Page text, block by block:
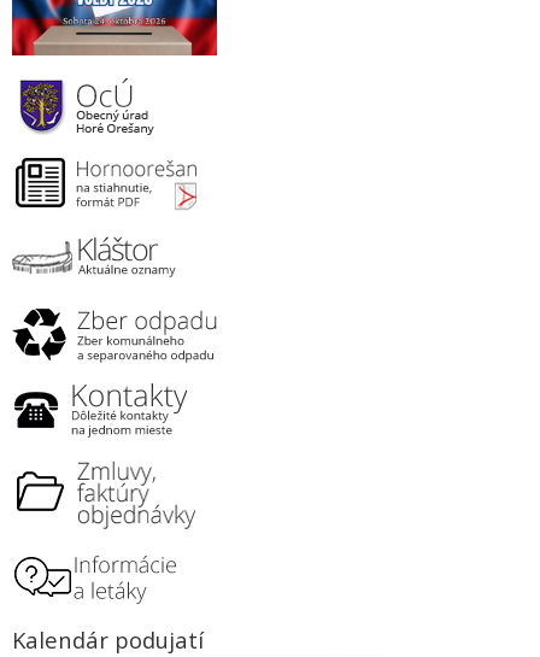
Kalendár podujatí